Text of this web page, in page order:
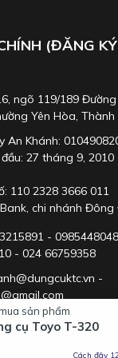
loại ngắn, có thêm
(ĐĂNG
ngõ 119/189
Yên Hòa, Thành
An Khánh:
27 tháng 9, 2010
110 2328 3666 011
chi nhánh Đông
- 0985448048
- 024 66759358
-
sản phẩm
cụ Toyo T-320
Cách đây